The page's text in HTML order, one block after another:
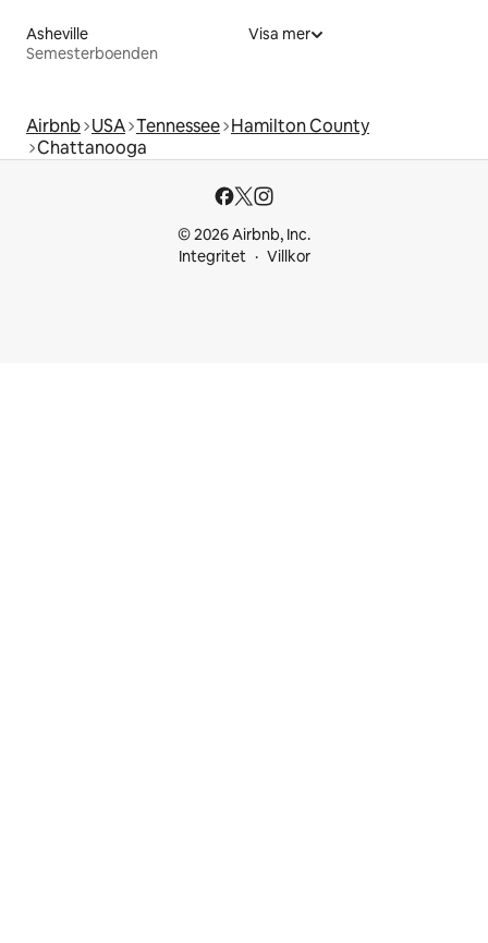
Asheville
Semesterboenden
Visa mer
Airbnb USA Tennessee Hamilton County
Chattanooga
© 2026 Airbnb, Inc.
Integritet
Villkor